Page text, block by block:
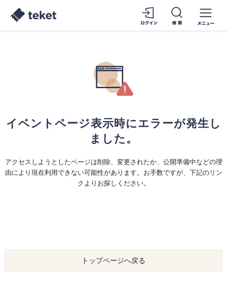
イベントページ表示時にエラーが発生し
ました。
アクセスしようとしたページは削除、変更されたか、公開準備中などの理
由により現在利用できない可能性があります。お手数ですが、下記のリン
クよりお探しください。
トップページへ戻る